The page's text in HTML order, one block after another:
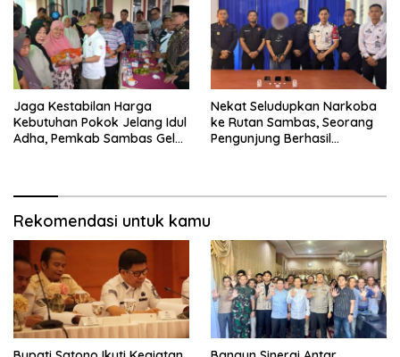
Jaga Kestabilan Harga
Kebutuhan Pokok Jelang Idul
Adha, Pemkab Sambas Gelar
Nekat Seludupkan Narkoba
ke Rutan Sambas, Seorang
Pengunjung Berhasil
Rekomendasi untuk kamu